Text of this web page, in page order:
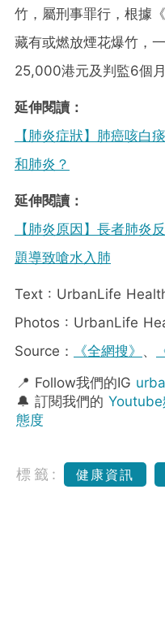
竹，屬刑事罪行，根據
藏有或燃放煙花爆竹，
25,000港元及判監6個月
延伸閱讀：
【肺炎症狀】肺癌咳白
和肺炎？
延伸閱讀：
【肺炎原因】長者肺
題導致嗆水入肺
Text : UrbanLife
Photos : UrbanLife
Source：
《全網搜》 、
📍 Follow我們的IG
🔔 訂閱我們的
態度
標籤: 健康資訊